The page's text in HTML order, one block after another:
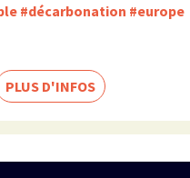
#décarbonation #europe
PLUS D'INFOS